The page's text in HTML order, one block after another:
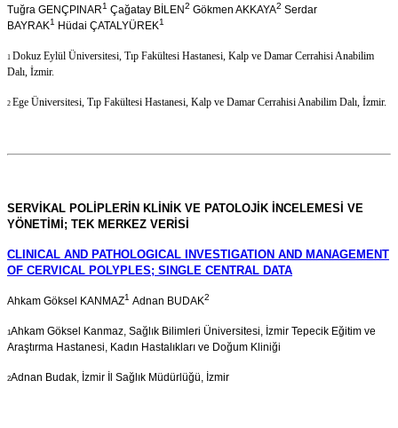
Tuğra GENÇPINAR1 Çağatay BİLEN2 Gökmen AKKAYA2 Serdar
BAYRAK1 Hüdai ÇATALYÜREK1
1 Dokuz Eylül Üniversitesi, Tıp Fakültesi Hastanesi, Kalp ve Damar Cerrahisi Anabilim
Dalı, İzmir.
2 Ege Üniversitesi, Tıp Fakültesi Hastanesi, Kalp ve Damar Cerrahisi Anabilim Dalı, İzmir.
SERVİKAL POLİPLERİN KLİNİK VE PATOLOJİK İNCELEMESİ VE
YÖNETİMİ; TEK MERKEZ VERİSİ
CLINICAL AND PATHOLOGICAL INVESTIGATION AND MANAGEMENT
OF CERVICAL POLYPLES; SINGLE CENTRAL DATA
Ahkam Göksel KANMAZ1 Adnan BUDAK2
1Ahkam Göksel Kanmaz, Sağlık Bilimleri Üniversitesi, İzmir Tepecik Eğitim ve
Araştırma Hastanesi, Kadın Hastalıkları ve Doğum Kliniği
2Adnan Budak, İzmir İl Sağlık Müdürlüğü, İzmir